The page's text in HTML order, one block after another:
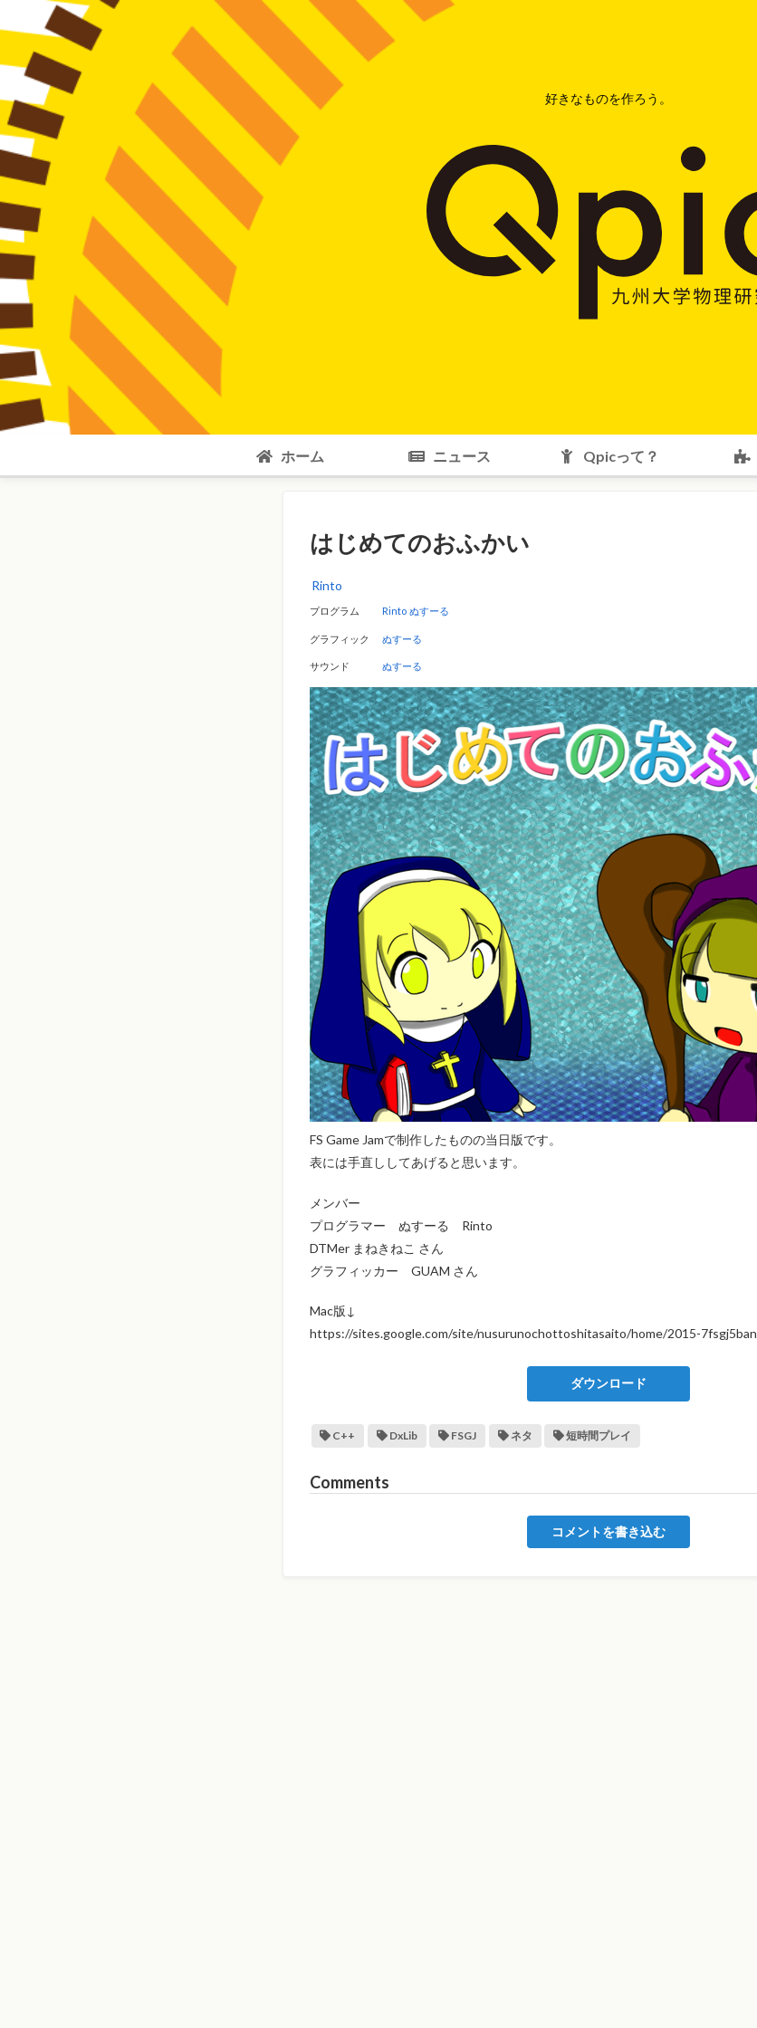
好きなものを作ろう。
ホーム ニュース Qpicって？
はじめてのおふかい
Rinto
プログラム Rinto ぬすーる
グラフィック ぬすーる
サウンド ぬすーる
FS Game Jamで制作したものの当日版です。
表には手直ししてあげると思います。
メンバー
プログラマー ぬすーる Rinto
DTMer まねきねこ さん
グラフィッカー GUAM さん
Mac版↓
https://sites.google.com/site/nusurunochottoshitasaito/home/2015-7fsgj5ban
ダウンロード
C++ DxLib FSGJ ネタ 短時間プレイ
Comments
コメントを書き込む